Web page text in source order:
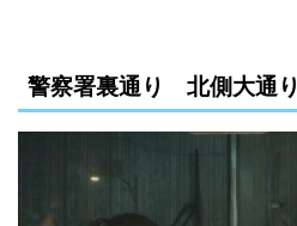
警察署裏通り 北側大通り